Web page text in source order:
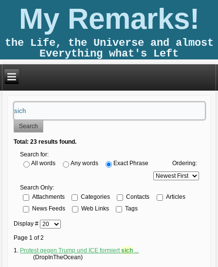
My Remarks!
the Life, the Universe and almost
Everything what's Left
Search
Total:23 results found.
Search for:
All words
Any words Exact Phrase Ordering:
Search Only:
Attachments
Categories Contacts
Articles
News Feeds
Web Links Tags
Display #
Page 1 of 2
1. Protest gegen Trump und ICE formiertsich ...
(DropInTheOcean)